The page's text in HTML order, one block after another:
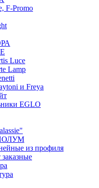
F-Promo
Luce
Lamp
и Freya
EGLO
из профиля
заказные